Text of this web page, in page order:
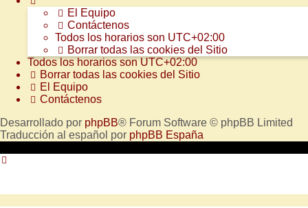
El Equipo
Contáctenos
Todos los horarios son UTC+02:00
Borrar todas las cookies del Sitio
Todos los horarios sonUTC+02:00
Borrar todas las cookies del Sitio
El Equipo
Contáctenos
Desarrollado por phpBB® Forum Software © phpBB Limited
Traducción al español por phpBB España